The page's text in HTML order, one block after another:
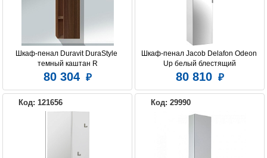
Шкаф-пенал Duravit DuraStyle
темный каштан R
80 304
Шкаф-пенал Jacob Delafon Odeon
Up белый блестящий
80 810
Код: 121656 Код: 29990